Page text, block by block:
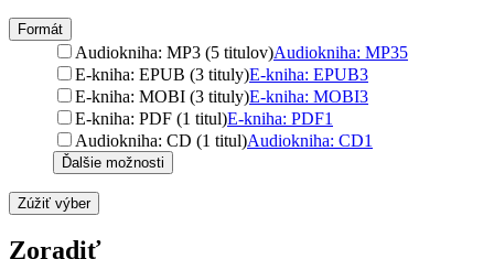
Formát
Audiokniha: MP3 (5 titulov)Audiokniha: MP35
E-kniha: EPUB (3 tituly)E-kniha: EPUB3
E-kniha: MOBI (3 tituly)E-kniha: MOBI3
E-kniha: PDF (1 titul)E-kniha: PDF1
Audiokniha: CD (1 titul)Audiokniha: CD1
Ďalšie možnosti
Zúžiť výber
Zoradiť